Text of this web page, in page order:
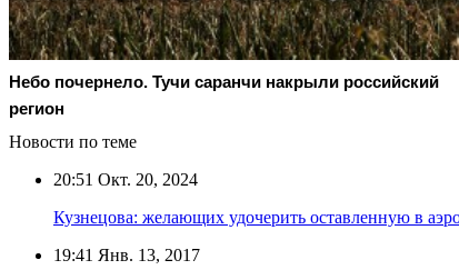
Небо почернело. Тучи саранчи накрыли российский
регион
Новости по теме
20:51 Окт. 20, 2024
Кузнецова: желающих удочерить оставленную в
19:41 Янв. 13, 2017